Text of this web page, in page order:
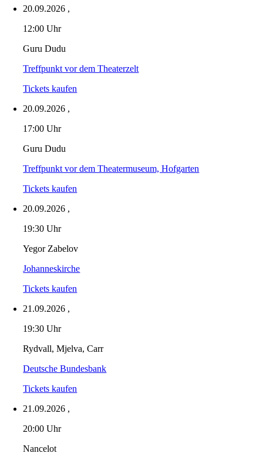
20.09.2026 ,
12:00 Uhr
Guru Dudu
Treffpunkt vor dem Theaterzelt
Tickets kaufen
20.09.2026 ,
17:00 Uhr
Guru Dudu
Treffpunkt vor dem Theatermuseum, Hofgarten
Tickets kaufen
20.09.2026 ,
19:30 Uhr
Yegor Zabelov
Johanneskirche
Tickets kaufen
21.09.2026 ,
19:30 Uhr
Rydvall, Mjelva, Carr
Deutsche Bundesbank
Tickets kaufen
21.09.2026 ,
20:00 Uhr
Nancelot